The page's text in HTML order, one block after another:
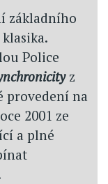
základního
Police
z
provedení na
2001 ze
a plné